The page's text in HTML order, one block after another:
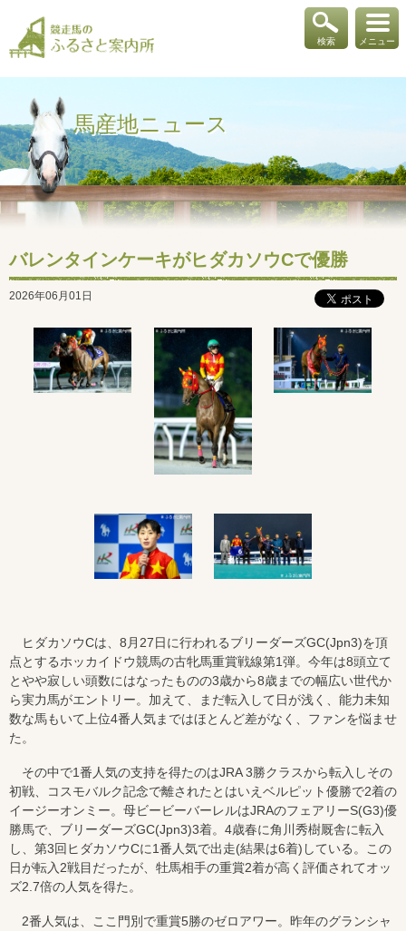
メニュー
検索
馬産地ニュース
バレンタインケーキがヒダカソウCで優勝
2026年06月01日
ヒダカソウCは、8月27日に行われるブリーダーズGC(Jpn3)を頂
点とするホッカイドウ競馬の古牝馬重賞戦線第1弾。今年は8頭立て
とやや寂しい頭数にはなったものの3歳から8歳までの幅広い世代か
ら実力馬がエントリー。加えて、まだ転入して日が浅く、能力未知
数な馬もいて上位4番人気まではほとんど差がなく、ファンを悩ませ
た。
その中で1番人気の支持を得たのはJRA 3勝クラスから転入しその
初戦、コスモバルク記念で離されたとはいえベルピット優勝で2着の
イージーオンミー。母ビービーバーレルはJRAのフェアリーS(G3)優
勝馬で、ブリーダーズGC(Jpn3)3着。4歳春に角川秀樹厩舎に転入
し、第3回ヒダカソウCに1番人気で出走(結果は6着)している。この
日が転入2戦目だったが、牡馬相手の重賞2着が高く評価されてオッ
ズ2.7倍の人気を得た。
2番人気は、ここ門別で重賞5勝のゼロアワー。昨年のグランシャ